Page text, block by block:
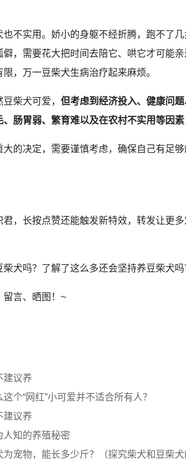
不实用。娇小的身躯不经折腾，跑不了几
僻，需要花大把时间去陪它、哄它才可能
，万一豆柴犬生病治疗起来麻烦。
柴犬可爱， 但考虑到经济投入、健康问
、肠胃弱、繁育难以及在农村不实用等因素
大的决定，需要谨慎考虑，确保自己有足
君，长按点赞还能触发新特效，转发让更
犬吗？了解了这么多还会坚持养豆柴犬吗
留言、晒图！~
建议养
个“网红”小可爱并不适合所有人？
建议养
人知的养殖秘密
为宠物，能长多少斤？（探究柴犬和豆柴犬